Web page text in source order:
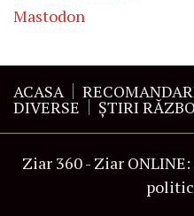
Mastodon
ACASA
DIVERSE ŞTIRI
Ziar 360 - Ziar